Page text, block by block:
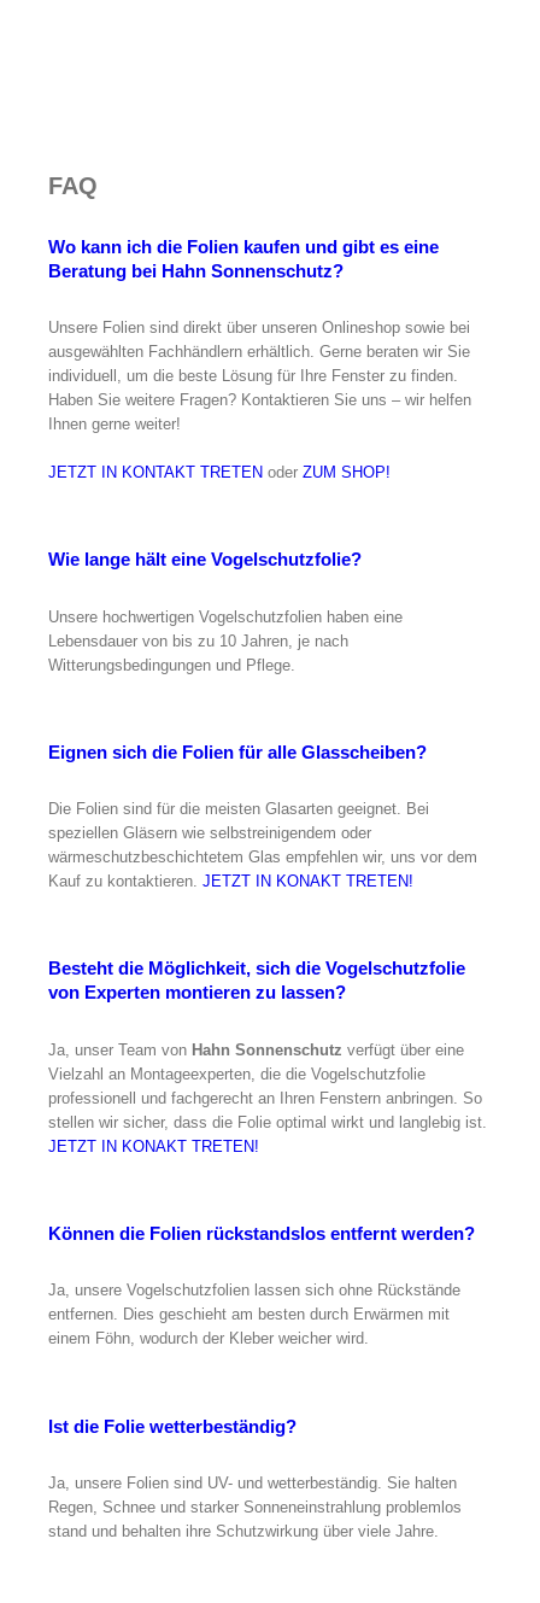
FAQ
Wo kann ich die Folien kaufen und gibt es eine
Beratung bei Hahn Sonnenschutz?
Unsere Folien sind direkt über unseren Onlineshop sowie bei
ausgewählten Fachhändlern erhältlich. Gerne beraten wir Sie
individuell, um die beste Lösung für Ihre Fenster zu finden.
Haben Sie weitere Fragen? Kontaktieren Sie uns – wir helfen
Ihnen gerne weiter!
JETZT IN KONTAKT TRETEN oder ZUM SHOP!
Wie lange hält eine Vogelschutzfolie?
Unsere hochwertigen Vogelschutzfolien haben eine
Lebensdauer von bis zu 10 Jahren, je nach
Witterungsbedingungen und Pflege.
Eignen sich die Folien für alle Glasscheiben?
Die Folien sind für die meisten Glasarten geeignet. Bei
speziellen Gläsern wie selbstreinigendem oder
wärmeschutzbeschichtetem Glas empfehlen wir, uns vor dem
Kauf zu kontaktieren. JETZT IN KONAKT TRETEN!
Besteht die Möglichkeit, sich die Vogelschutzfolie
von Experten montieren zu lassen?
Ja, unser Team von Hahn Sonnenschutz verfügt über eine
Vielzahl an Montageexperten, die die Vogelschutzfolie
professionell und fachgerecht an Ihren Fenstern anbringen. So
stellen wir sicher, dass die Folie optimal wirkt und langlebig ist.
JETZT IN KONAKT TRETEN!
Können die Folien rückstandslos entfernt werden?
Ja, unsere Vogelschutzfolien lassen sich ohne Rückstände
entfernen. Dies geschieht am besten durch Erwärmen mit
einem Föhn, wodurch der Kleber weicher wird.
Ist die Folie wetterbeständig?
Ja, unsere Folien sind UV- und wetterbeständig. Sie halten
Regen, Schnee und starker Sonneneinstrahlung problemlos
stand und behalten ihre Schutzwirkung über viele Jahre.